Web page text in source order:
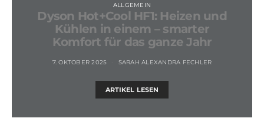
ALLGEMEIN
Dyson Hot+Cool HF1: Heizen und
Kühlen in einem – smarter
Komfort für das ganze Jahr
7. OKTOBER 2025 SARAH ALEXANDRA FECHLER
ARTIKEL LESEN